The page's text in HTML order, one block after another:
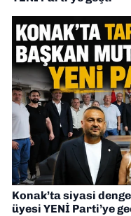
Konak’ta siyasi
üyesi YENİ Parti’ye